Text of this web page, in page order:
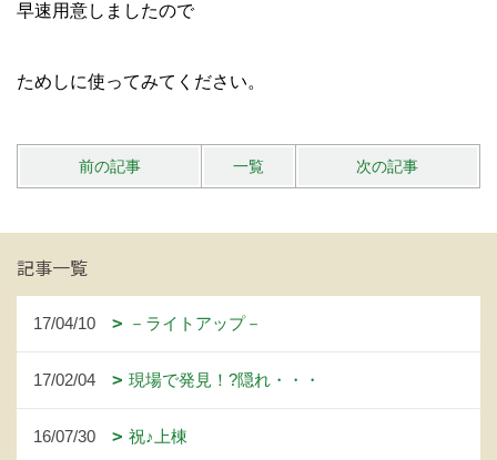
早速用意しましたので
ためしに使ってみてください。
前の記事 一覧 次の記事
記事一覧
17/04/10 －ライトアップ－
17/02/04 現場で発見！?隠れ・・・
16/07/30 祝♪上棟